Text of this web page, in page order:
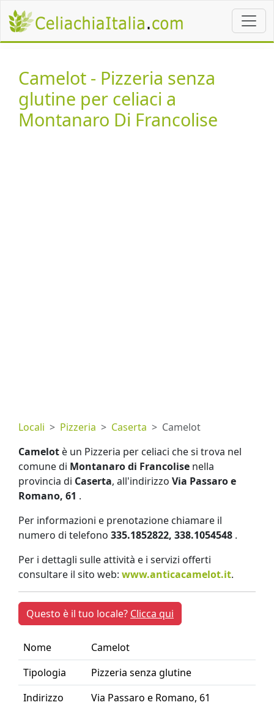
Camelot - Pizzeria senza
glutine per celiaci a
Montanaro Di Francolise
Locali Pizzeria Caserta
Camelot
Camelot è un Pizzeria per celiaci che si trova nel
comune di Montanaro di Francolise nella
provincia di Caserta, all'indirizzo Via Passaro e
Romano, 61 .
Per informazioni e prenotazione chiamare il
numero di telefono 335.1852822, 338.1054548 .
Per i dettagli sulle attività e i servizi offerti
consultare il sito web: www.anticacamelot.it.
Questo è il tuo locale? Clicca qui
Nome
Camelot
Tipologia
Pizzeria senza glutine
Indirizzo
Via Passaro e Romano, 61